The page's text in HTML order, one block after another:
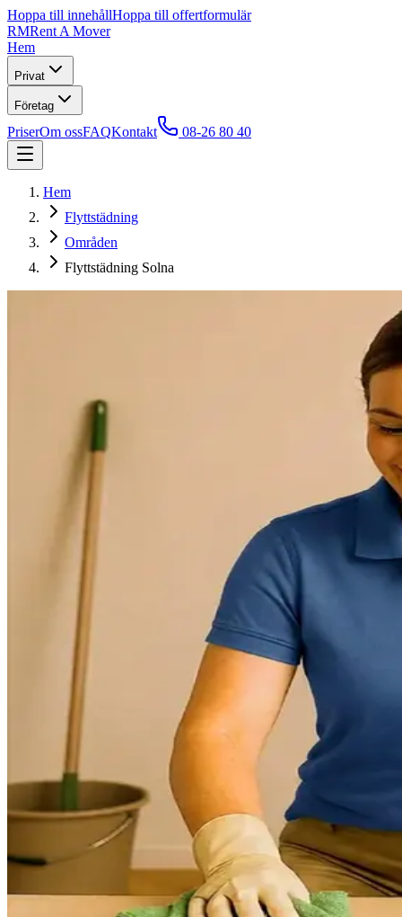
Hoppa till innehållHoppa till offertformulär
RMRent A Mover
Hem
Privat
Företag
PriserOm ossFAQKontakt 08-26 80 40
Hem
Flyttstädning
Områden
Flyttstädning Solna